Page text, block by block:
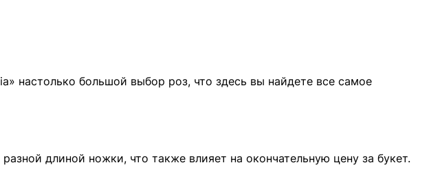
настолько большой выбор роз, что здесь вы найдете все самое
длиной ножки, что также влияет на окончательную цену за букет.